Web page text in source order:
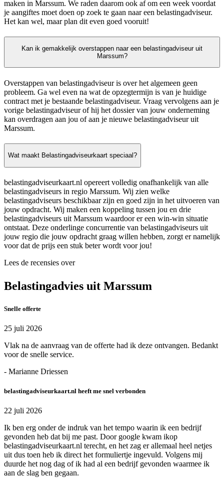
maken in Marssum. We raden daarom ook af om een week voordat
je aangiftes moet doen op zoek te gaan naar een belastingadviseur.
Het kan wel, maar plan dit even goed vooruit!
Kan ik gemakkelijk overstappen naar een belastingadviseur uit
Marssum?
Overstappen van belastingadviseur is over het algemeen geen
probleem. Ga wel even na wat de opzegtermijn is van je huidige
contract met je bestaande belastingadviseur. Vraag vervolgens aan je
vorige belastingadviseur of hij het dossier van jouw onderneming
kan overdragen aan jou of aan je nieuwe belastingadviseur uit
Marssum.
Wat maakt Belastingadviseurkaart speciaal?
belastingadviseurkaart.nl opereert volledig onafhankelijk van alle
belastingadviseurs in regio Marssum. Wij zien welke
belastingadviseurs beschikbaar zijn en goed zijn in het uitvoeren van
jouw opdracht. Wij maken een koppeling tussen jou en drie
belastingadviseurs uit Marssum waardoor er een win-win situatie
ontstaat. Deze onderlinge concurrentie van belastingadviseurs uit
jouw regio die jouw opdracht graag willen hebben, zorgt er namelijk
voor dat de prijs een stuk beter wordt voor jou!
Lees de recensies over
Belastingadvies uit Marssum
Snelle offerte
25 juli 2026
Vlak na de aanvraag van de offerte had ik deze ontvangen. Bedankt
voor de snelle service.
- Marianne Driessen
belastingadviseurkaart.nl heeft me snel verbonden
22 juli 2026
Ik ben erg onder de indruk van het tempo waarin ik een bedrijf
gevonden heb dat bij me past. Door google kwam ikop
belastingadviseurkaart.nl terecht, en het zag er allemaal heel netjes
uit dus toen heb ik direct het formuliertje ingevuld. Volgens mij
duurde het nog dag of ik had al een bedrijf gevonden waarmee ik
aan de slag ben gegaan.